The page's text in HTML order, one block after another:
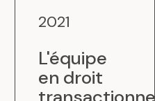
2021
L'équipe
en droit